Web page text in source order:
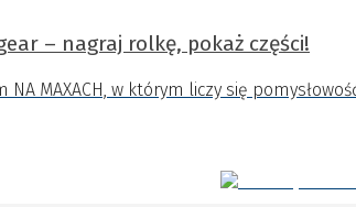
– nagraj rolkę, pokaż części!
MAXACH, w którym liczy się